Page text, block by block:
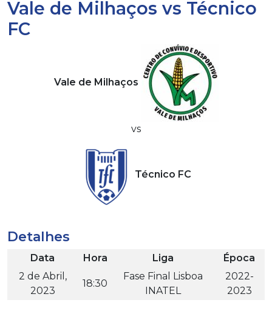
Vale de Milhaços vs Técnico
FC
Vale de Milhaços
vs
Técnico FC
Detalhes
Data Hora Liga
Época
2 de Abril,
2023
18:30
Fase Final Lisboa
INATEL
2022-
2023